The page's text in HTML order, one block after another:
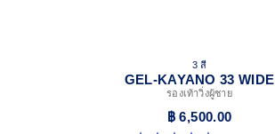
3 สี
GEL-KAYANO 33 WIDE
รองเท้าวิ่งผู้ชาย
฿ 6,500.00